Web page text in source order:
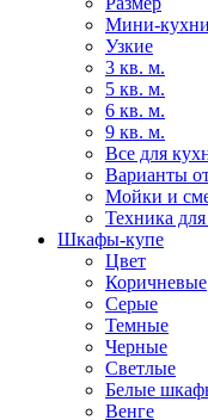
Мини-кухни
Узкие
3 кв. м.
5 кв. м.
6 кв. м.
9 кв. м.
Все для
Варианты
Мойки и
Техника
Шкафы-купе
Цвет
Коричневые
Серые
Темные
Черные
Светлые
Белые
Венге